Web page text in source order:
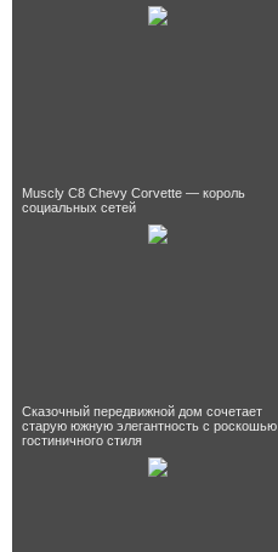
Muscly C8 Chevy Corvette — король
социальных сетей
Сказочный передвижной дом сочетает
старую южную элегантность с роскошью
гостиничного стиля